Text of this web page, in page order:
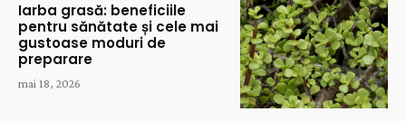
Iarba grasă: beneficiile
pentru sănătate și cele mai
gustoase moduri de
preparare
mai 18, 2026